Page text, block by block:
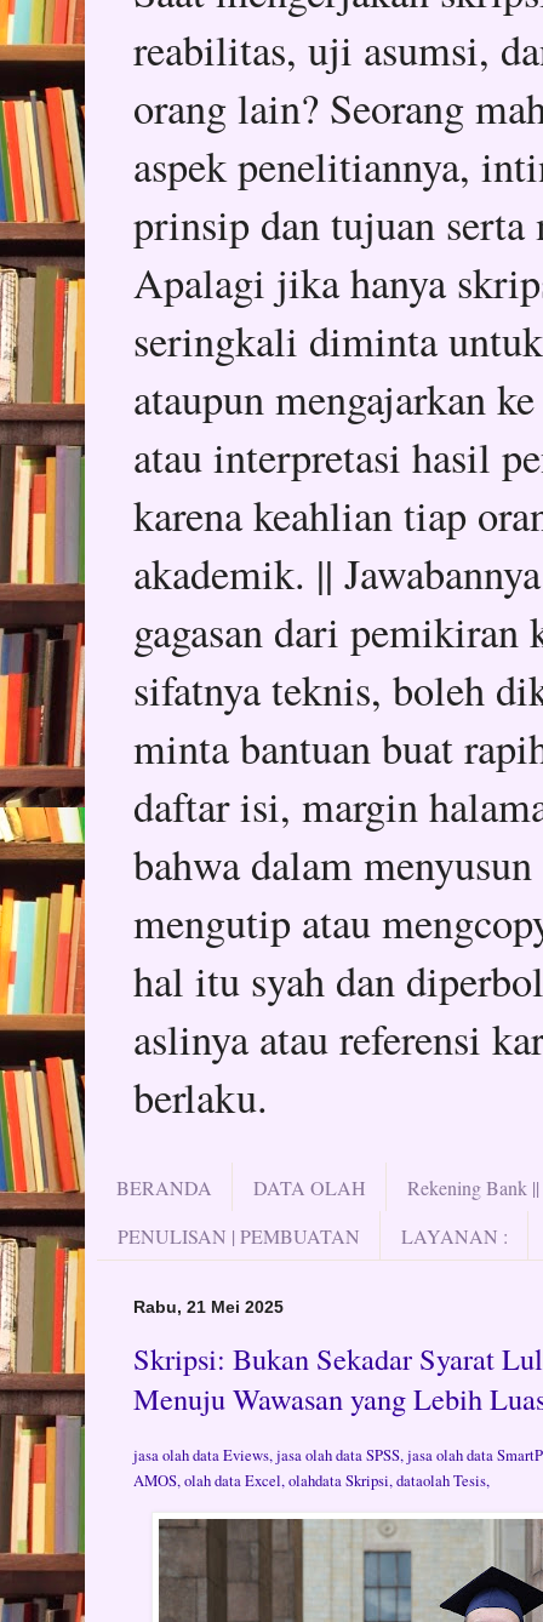
reabilitas, uji asumsi,
orang lain? Seorang
aspek penelitiannya,
prinsip dan tujuan
Apalagi jika hanya
seringkali diminta
ataupun mengajarkan
atau interpretasi hasil
karena keahlian tiap
akademik. ||
gagasan dari
sifatnya teknis, boleh
minta bantuan buat
daftar isi, margin
bahwa dalam
mengutip atau
hal itu syah dan
aslinya atau referensi
berlaku.
BERANDA DATA OLAH
Rekening Bank
PENULISAN | PEMBUATAN
LAYANAN :
Rabu, 21 Mei 2025
Skripsi: Bukan Sekadar Syarat
Menuju Wawasan yang Lebih
jasa olah data Eviews, jasa olah data SPSS, jasa olah data
AMOS, olah data Excel, olahdata Skripsi, dataolah Tesis,